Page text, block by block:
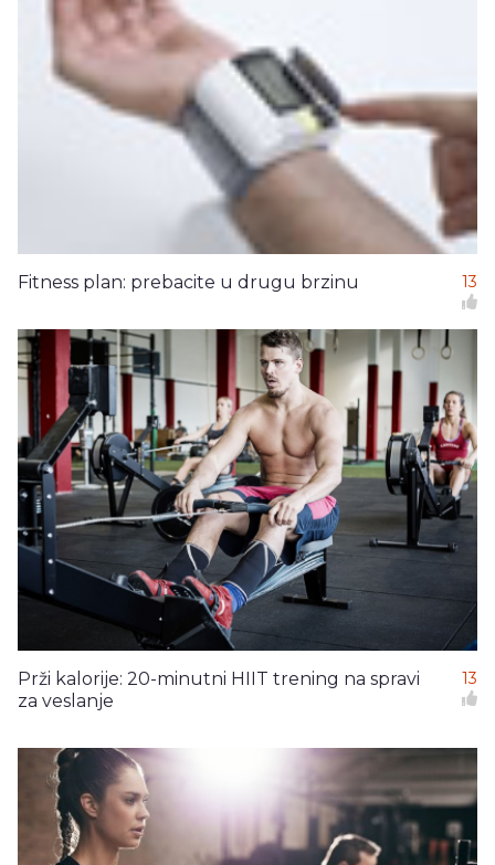
Fitness plan: prebacite u drugu brzinu 13
Prži kalorije: 20-minutni HIIT trening na spravi
za veslanje
13